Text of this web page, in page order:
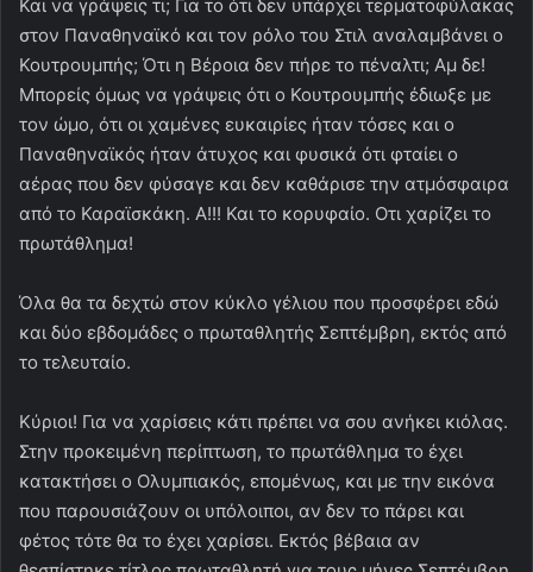
Και να γράψεις τι; Για το ότι δεν υπάρχει τερματοφύλακας
στον Παναθηναϊκό και τον ρόλο του Στιλ αναλαμβάνει ο
Κουτρουμπής; Ότι η Βέροια δεν πήρε το πέναλτι; Αμ δε!
Μπορείς όμως να γράψεις ότι ο Κουτρουμπής έδιωξε με
τον ώμο, ότι οι χαμένες ευκαιρίες ήταν τόσες και ο
Παναθηναϊκός ήταν άτυχος και φυσικά ότι φταίει ο
αέρας που δεν φύσαγε και δεν καθάρισε την ατμόσφαιρα
από το Καραϊσκάκη. Α!!! Και το κορυφαίο. Οτι χαρίζει το
πρωτάθλημα!
Όλα θα τα δεχτώ στον κύκλο γέλιου που προσφέρει εδώ
και δύο εβδομάδες ο πρωταθλητής Σεπτέμβρη, εκτός από
το τελευταίο.
Κύριοι! Για να χαρίσεις κάτι πρέπει να σου ανήκει κιόλας.
Στην προκειμένη περίπτωση, το πρωτάθλημα το έχει
κατακτήσει ο Ολυμπιακός, επομένως, και με την εικόνα
που παρουσιάζουν οι υπόλοιποι, αν δεν το πάρει και
φέτος τότε θα το έχει χαρίσει. Εκτός βέβαια αν